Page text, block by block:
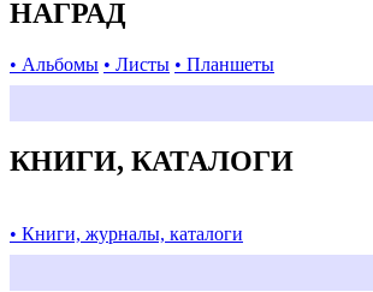
НАГРАД
• Альбомы • Листы • Планшеты
КНИГИ, КАТАЛОГИ
• Книги, журналы, каталоги